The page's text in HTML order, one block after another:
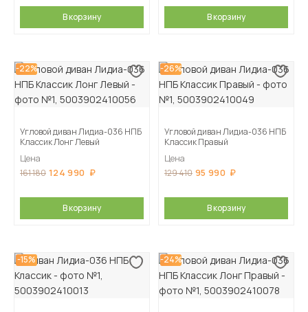
В корзину В корзину
-22%
Угловой диван Лидиа-036 НПБ
Классик Лонг Левый
Цена
161 180 124 990
В корзину
-26%
Угловой диван Лидиа-036 НПБ
Классик Правый
Цена
129 410 95 990
В корзину
-15% -24%